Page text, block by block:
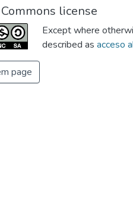
license
Except where
described as acceso
page